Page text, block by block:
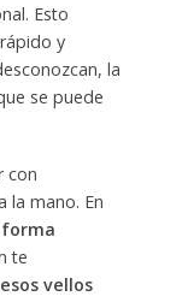
Esto
y
la
se puede
con
la mano. En
te
vellos